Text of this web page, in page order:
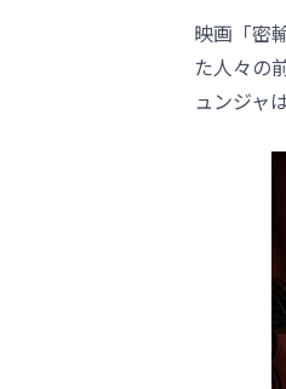
映画「密
た人々の
ュンジャ